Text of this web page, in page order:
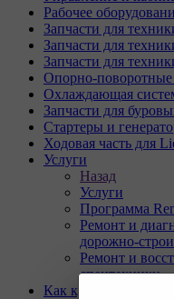
Рабочее
Запчасти для
Запчасти для
Запчасти для
Опорно-поворотные
Охлаждающая
Запчасти для
Стартеры и
Ходовая часть для
Услуги
Назад
Услуги
Программа
Ремонт и
дорожно-
Ремонт и
спецтехники
Как купить